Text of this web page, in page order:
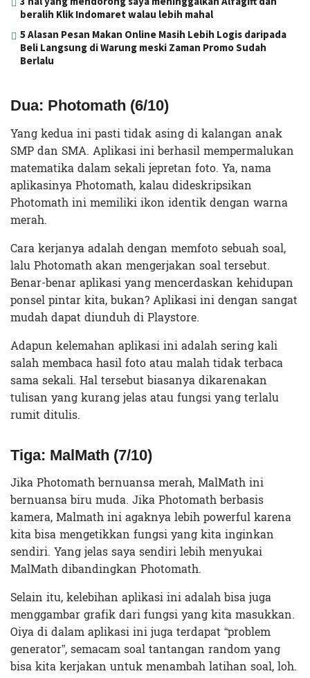
beralih Klik Indomaret walau lebih mahal
5 Alasan Pesan Makan Online Masih Lebih Logis daripada
Beli Langsung di Warung meski Zaman Promo Sudah
Berlalu
Dua: Photomath (6/10)
Yang kedua ini pasti tidak asing di kalangan anak
SMP dan SMA. Aplikasi ini berhasil mempermalukan
matematika dalam sekali jepretan foto. Ya, nama
aplikasinya Photomath, kalau dideskripsikan
Photomath ini memiliki ikon identik dengan warna
merah.
Cara kerjanya adalah dengan memfoto sebuah soal,
lalu Photomath akan mengerjakan soal tersebut.
Benar-benar aplikasi yang mencerdaskan kehidupan
ponsel pintar kita, bukan? Aplikasi ini dengan sangat
mudah dapat diunduh di Playstore.
Adapun kelemahan aplikasi ini adalah sering kali
salah membaca hasil foto atau malah tidak terbaca
sama sekali. Hal tersebut biasanya dikarenakan
tulisan yang kurang jelas atau fungsi yang terlalu
rumit ditulis.
Tiga: MalMath (7/10)
Jika Photomath bernuansa merah, MalMath ini
bernuansa biru muda. Jika Photomath berbasis
kamera, Malmath ini agaknya lebih powerful karena
kita bisa mengetikkan fungsi yang kita inginkan
sendiri. Yang jelas saya sendiri lebih menyukai
MalMath dibandingkan Photomath.
Selain itu, kelebihan aplikasi ini adalah bisa juga
menggambar grafik dari fungsi yang kita masukkan.
Oiya di dalam aplikasi ini juga terdapat “problem
generator”, semacam soal tantangan random yang
bisa kita kerjakan untuk menambah latihan soal, loh.